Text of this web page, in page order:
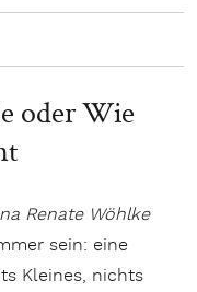
oder Wie
Renate Wöhlke
sein: eine
Kleines, nichts